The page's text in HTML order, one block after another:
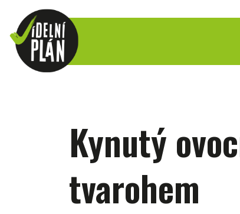
Kynutý
tvarohem